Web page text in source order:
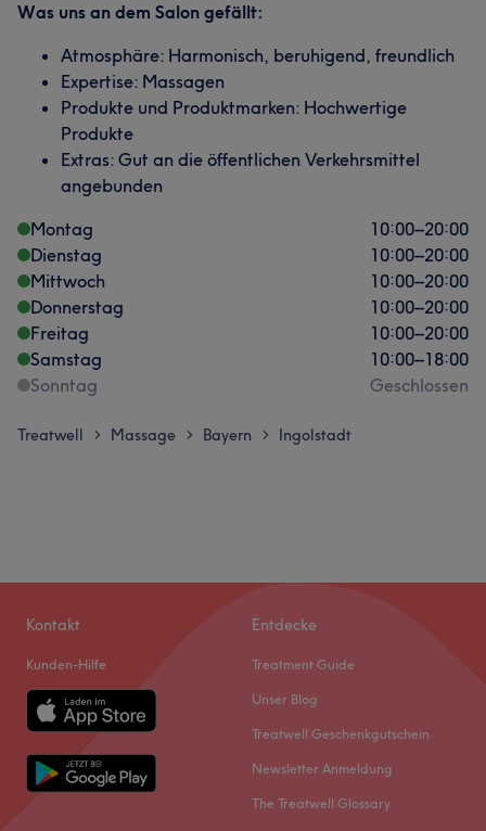
Was uns an dem Salon gefällt:
Atmosphäre: Harmonisch, beruhigend, freundlich
Expertise: Massagen
Produkte und Produktmarken: Hochwertige
Produkte
Extras: Gut an die öffentlichen Verkehrsmittel
angebunden
Montag
10:00–20:00
Dienstag
10:00–20:00
Mittwoch
10:00–20:00
Donnerstag
10:00–20:00
Freitag
10:00–20:00
Samstag
10:00–18:00
Sonntag
Geschlossen
Treatwell > Massage > Bayern > Ingolstadt
Kontakt
Kunden-Hilfe
Entdecke
Treatment Guide
Unser Blog
Treatwell Geschenkgutschein
Newsletter Anmeldung
The Treatwell Glossary